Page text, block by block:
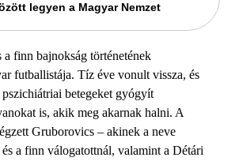
legyen a Magyar Nemzet
finn bajnokság történetének
futballistája. Tíz éve vonult vissza, és
betegeket gyógyít
is, akik meg akarnak halni. A
Gruborovics – akinek a neve
a finn válogatottnál, valamint a Détári